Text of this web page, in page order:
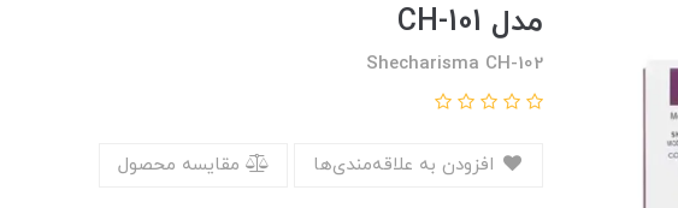
مدل CH-101
Shecharisma CH-102
مقایسه محصول